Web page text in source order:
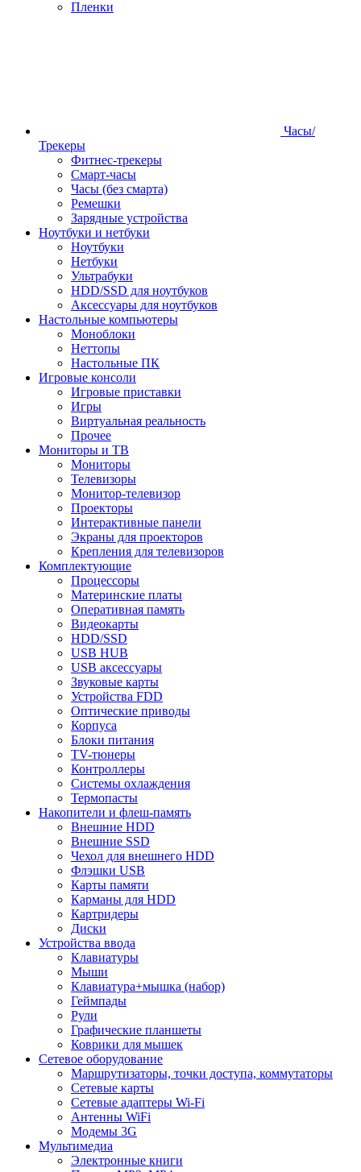
Пленки
Часы/
Трекеры
Фитнес-трекеры
Смарт-часы
Часы (без смарта)
Ремешки
Зарядные устройства
Ноутбуки и нетбуки
Ноутбуки
Нетбуки
Ультрабуки
HDD/SSD для ноутбуков
Аксессуары для ноутбуков
Настольные компьютеры
Моноблоки
Неттопы
Настольные ПК
Игровые консоли
Игровые приставки
Игры
Виртуальная реальность
Прочее
Мониторы и ТВ
Мониторы
Телевизоры
Монитор-телевизор
Проекторы
Интерактивные панели
Экраны для проекторов
Крепления для телевизоров
Комплектующие
Процессоры
Материнские платы
Оперативная память
Видеокарты
HDD/SSD
USB HUB
USB аксессуары
Звуковые карты
Устройства FDD
Оптические приводы
Корпуса
Блоки питания
TV-тюнеры
Контроллеры
Системы охлаждения
Термопасты
Накопители и флеш-память
Внешние HDD
Внешние SSD
Чехол для внешнего HDD
Флэшки USB
Карты памяти
Карманы для HDD
Картридеры
Диски
Устройства ввода
Клавиатуры
Мыши
Клавиатура+мышка (набор)
Геймпады
Рули
Графические планшеты
Коврики для мышек
Сетевое оборудование
Маршрутизаторы, точки доступа, коммутаторы
Сетевые карты
Сетевые адаптеры Wi-Fi
Антенны WiFi
Модемы 3G
Мультимедиа
Электронные книги